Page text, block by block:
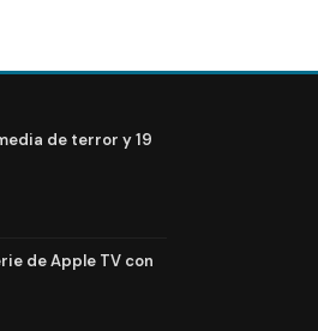
de terror y 19
de Apple TV con